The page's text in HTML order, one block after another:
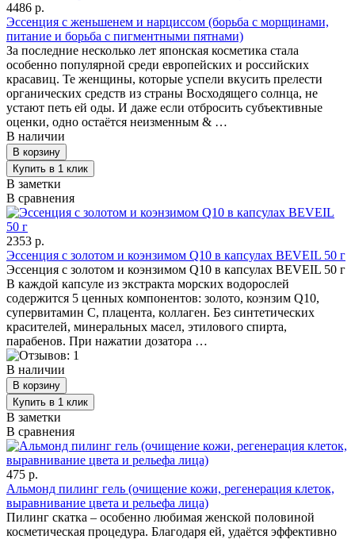
4486 р.
Эссенция с женьшенем и нарциссом (борьба с морщинами,
питание и борьба с пигментными пятнами)
За последние несколько лет японская косметика стала
особенно популярной среди европейских и российских
красавиц. Те женщины, которые успели вкусить прелести
органических средств из страны Восходящего солнца, не
устают петь ей оды. И даже если отбросить субъективные
оценки, одно остаётся неизменным & …
В наличии
В заметки
В сравнения
2353 р.
Эссенция с золотом и коэнзимом Q10 в капсулах BEVEIL 50 г
Эссенция с золотом и коэнзимом Q10 в капсулах BEVEIL 50 г
В каждой капсуле из экстракта морских водорослей
содержится 5 ценных компонентов: золото, коэнзим Q10,
супервитамин С, плацента, коллаген. Без синтетических
красителей, минеральных масел, этилового спирта,
парабенов. При нажатии дозатора …
В наличии
В заметки
В сравнения
475 р.
Альмонд пилинг гель (очищение кожи, регенерация клеток,
выравнивание цвета и рельефа лица)
Пилинг скатка – особенно любимая женской половиной
косметическая процедура. Благодаря ей, удаётся эффективно